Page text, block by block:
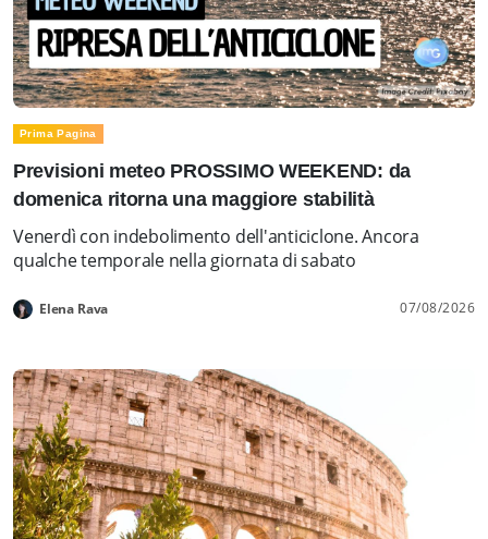
Prima Pagina
Previsioni meteo PROSSIMO WEEKEND: da
domenica ritorna una maggiore stabilità
Venerdì con indebolimento dell'anticiclone. Ancora
qualche temporale nella giornata di sabato
Elena Rava 07/08/2026